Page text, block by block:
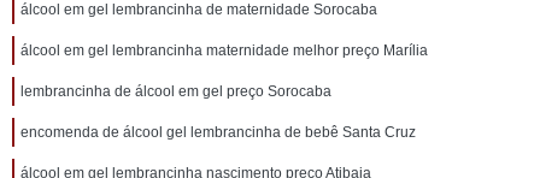
álcool em gel lembrancinha de maternidade Sorocaba
álcool em gel lembrancinha maternidade melhor preço Marília
lembrancinha de álcool em gel preço Sorocaba
encomenda de álcool gel lembrancinha de bebê Santa Cruz
álcool em gel lembrancinha nascimento preço Atibaia